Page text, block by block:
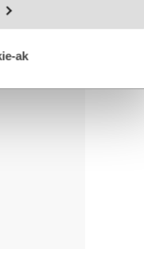
eta zerbitzuak
ak